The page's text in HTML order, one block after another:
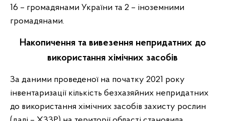
16 – громадянами України та 2 – іноземними
громадянами.
Накопичення та вивезення непридатних до
використання хімічних засобів
За даними проведеної на початку 2021 року
інвентаризації кількість безхазяйних непридатних
до використання хімічних засобів захисту рослин